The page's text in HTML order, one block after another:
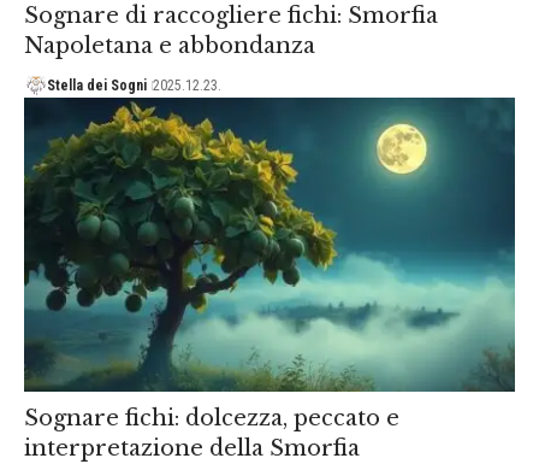
Sognare di raccogliere fichi: Smorfia
Napoletana e abbondanza
Stella dei Sogni 2025.12.23.
Sognare fichi: dolcezza, peccato e
interpretazione della Smorfia